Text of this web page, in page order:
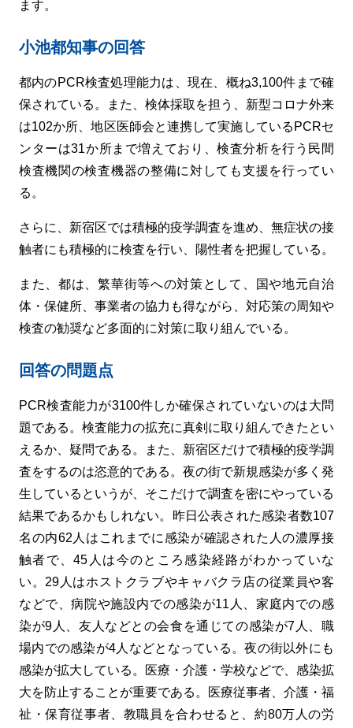
ます。
小池都知事の回答
都内のPCR検査処理能力は、現在、概ね3,100件まで確
保されている。また、検体採取を担う、新型コロナ外来
は102か所、地区医師会と連携して実施しているPCRセ
ンターは31か所まで増えており、検査分析を行う民間
検査機関の検査機器の整備に対しても支援を行ってい
る。
さらに、新宿区では積極的疫学調査を進め、無症状の接
触者にも積極的に検査を行い、陽性者を把握している。
また、都は、繁華街等への対策として、国や地元自治
体・保健所、事業者の協力も得ながら、対応策の周知や
検査の勧奨など多面的に対策に取り組んでいる。
回答の問題点
PCR検査能力が3100件しか確保されていないのは大問
題である。検査能力の拡充に真剣に取り組んできたとい
えるか、疑問である。また、新宿区だけで積極的疫学調
査をするのは恣意的である。夜の街で新規感染が多く発
生しているというが、そこだけで調査を密にやっている
結果であるかもしれない。昨日公表された感染者数107
名の内62人はこれまでに感染が確認された人の濃厚接
触者で、45人は今のところ感染経路がわかっていな
い。29人はホストクラブやキャバクラ店の従業員や客
などで、病院や施設内での感染が11人、家庭内での感
染が9人、友人などとの会食を通じての感染が7人、職
場内での感染が4人などとなっている。夜の街以外にも
感染が拡大している。医療・介護・学校などで、感染拡
大を防止することが重要である。医療従事者、介護・福
祉・保育従事者、教職員を合わせると、約80万人の労